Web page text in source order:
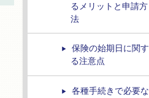
るメリットと申請方
法
保険の始期日に関す
る注意点
各種手続きで必要な